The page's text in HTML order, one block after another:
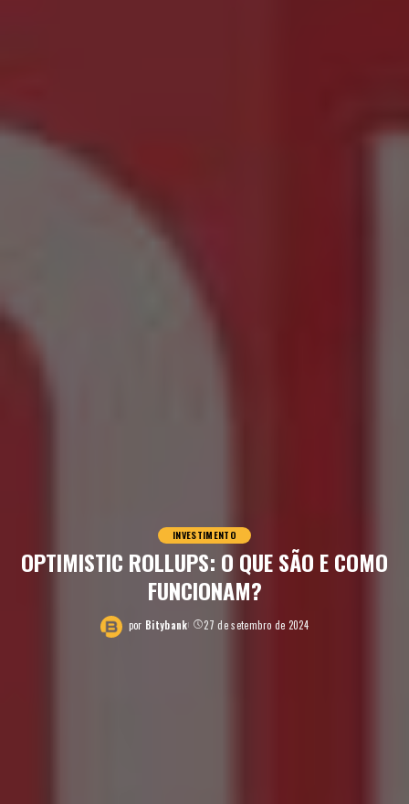
INVESTIMENTO
OPTIMISTIC ROLLUPS: O QUE SÃO E COMO
FUNCIONAM?
por Bitybank 27 de setembro de 2024